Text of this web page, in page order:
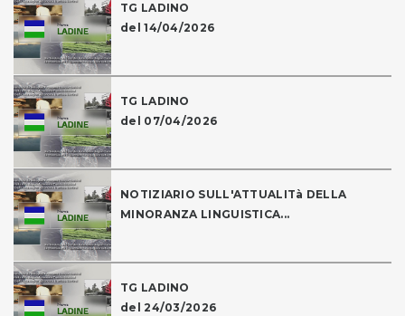
TG LADINO
del 14/04/2026
TG LADINO
del 07/04/2026
NOTIZIARIO SULL'ATTUALITà DELLA
MINORANZA LINGUISTICA...
TG LADINO
del 24/03/2026